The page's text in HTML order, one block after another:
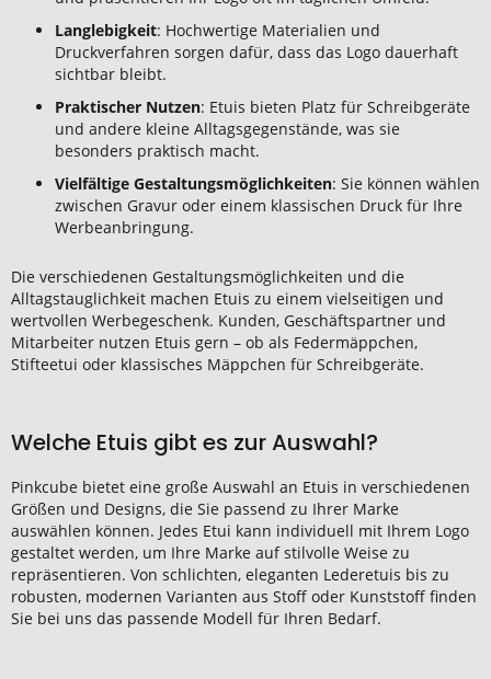
Langlebigkeit: Hochwertige Materialien und
Druckverfahren sorgen dafür, dass das Logo dauerhaft
sichtbar bleibt.
Praktischer Nutzen: Etuis bieten Platz für Schreibgeräte
und andere kleine Alltagsgegenstände, was sie
besonders praktisch macht.
Vielfältige Gestaltungsmöglichkeiten: Sie können wählen
zwischen Gravur oder einem klassischen Druck für Ihre
Werbeanbringung.
Die verschiedenen Gestaltungsmöglichkeiten und die
Alltagstauglichkeit machen Etuis zu einem vielseitigen und
wertvollen Werbegeschenk. Kunden, Geschäftspartner und
Mitarbeiter nutzen Etuis gern – ob als Federmäppchen,
Stifteetui oder klassisches Mäppchen für Schreibgeräte.
Welche Etuis gibt es zur Auswahl?
Pinkcube bietet eine große Auswahl an Etuis in verschiedenen
Größen und Designs, die Sie passend zu Ihrer Marke
auswählen können. Jedes Etui kann individuell mit Ihrem Logo
gestaltet werden, um Ihre Marke auf stilvolle Weise zu
repräsentieren. Von schlichten, eleganten Lederetuis bis zu
robusten, modernen Varianten aus Stoff oder Kunststoff finden
Sie bei uns das passende Modell für Ihren Bedarf.